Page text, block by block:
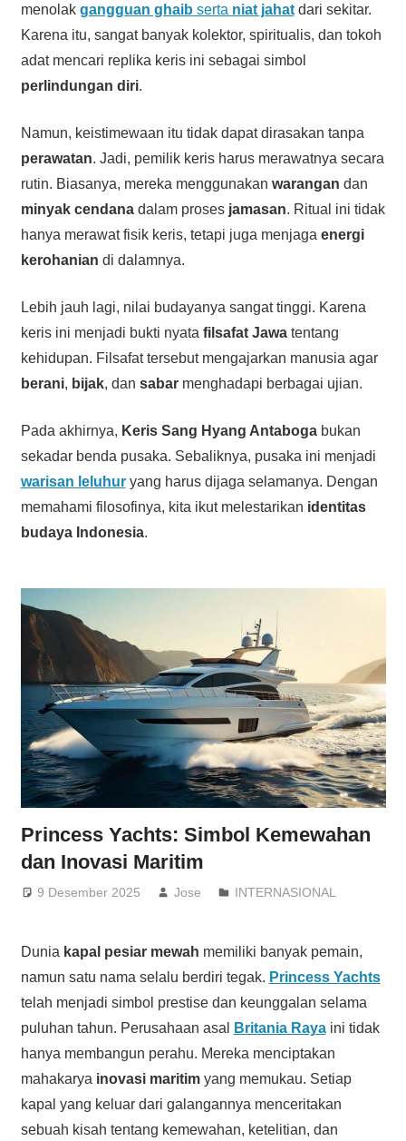
menolak gangguan ghaib serta niat jahatdari sekitar.
Karena itu, sangat banyak kolektor, spiritualis, dan tokoh
adat mencari replika keris ini sebagai simbol
perlindungan diri.
Namun, keistimewaan itu tidak dapat dirasakan tanpa
perawatan. Jadi, pemilik keris harus merawatnya secara
rutin. Biasanya, mereka menggunakan warangan dan
minyak cendanadalam proses jamasan. Ritual ini tidak
hanya merawat fisik keris, tetapi juga menjaga energi
kerohanian di dalamnya.
Lebih jauh lagi, nilai budayanya sangat tinggi. Karena
keris ini menjadi bukti nyata filsafat Jawatentang
kehidupan. Filsafat tersebut mengajarkan manusia agar
berani, bijak, dan sabarmenghadapi berbagai ujian.
Pada akhirnya, Keris Sang Hyang Antabogabukan
sekadar benda pusaka. Sebaliknya, pusaka ini menjadi
warisan leluhuryang harus dijaga selamanya. Dengan
memahami filosofinya, kita ikut melestarikan identitas
budaya Indonesia.
Princess Yachts: Simbol Kemewahan
dan Inovasi Maritim
9 Desember 2025 Jose INTERNASIONAL
Dunia kapal pesiar mewah memiliki banyak pemain,
namun satu nama selalu berdiri tegak. Princess Yachts
telah menjadi simbol prestise dan keunggalan selama
puluhan tahun. Perusahaan asal
Britania Rayaini tidak
hanya membangun perahu. Mereka menciptakan
mahakarya inovasi maritimyang memukau. Setiap
kapal yang keluar dari galangannya menceritakan
sebuah kisah tentang kemewahan, ketelitian, dan